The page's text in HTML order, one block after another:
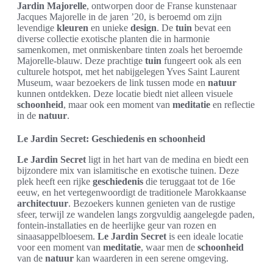
Jardin Majorelle, ontworpen door de Franse kunstenaar
Jacques Majorelle in de jaren ’20, is beroemd om zijn
levendige kleuren en unieke design. De tuin bevat een
diverse collectie exotische planten die in harmonie
samenkomen, met onmiskenbare tinten zoals het beroemde
Majorelle-blauw. Deze prachtige tuin fungeert ook als een
culturele hotspot, met het nabijgelegen Yves Saint Laurent
Museum, waar bezoekers de link tussen mode en natuur
kunnen ontdekken. Deze locatie biedt niet alleen visuele
schoonheid, maar ook een moment van meditatie en reflectie
in de natuur.
Le Jardin Secret: Geschiedenis en schoonheid
Le Jardin Secret ligt in het hart van de medina en biedt een
bijzondere mix van islamitische en exotische tuinen. Deze
plek heeft een rijke geschiedenis die teruggaat tot de 16e
eeuw, en het vertegenwoordigt de traditionele Marokkaanse
architectuur. Bezoekers kunnen genieten van de rustige
sfeer, terwijl ze wandelen langs zorgvuldig aangelegde paden,
fontein-installaties en de heerlijke geur van rozen en
sinaasappelbloesem. Le Jardin Secret is een ideale locatie
voor een moment van meditatie, waar men de schoonheid
van de natuur kan waarderen in een serene omgeving.